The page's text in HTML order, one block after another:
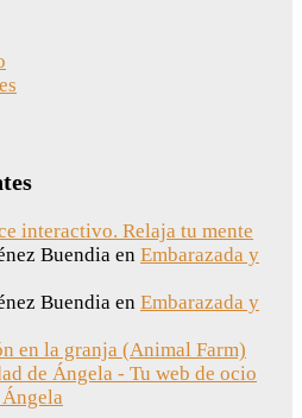
interactivo. Relaja tu mente
Buendia en Embarazada y
Buendia en Embarazada y
en la granja (Animal Farm)
de Ángela - Tu web de ocio